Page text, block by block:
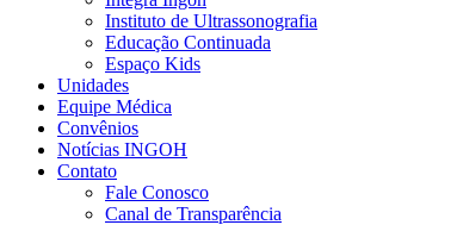
Instituto de Ultrassonografia
Educação Continuada
Espaço Kids
Unidades
Equipe Médica
Convênios
Notícias INGOH
Contato
Fale Conosco
Canal de Transparência